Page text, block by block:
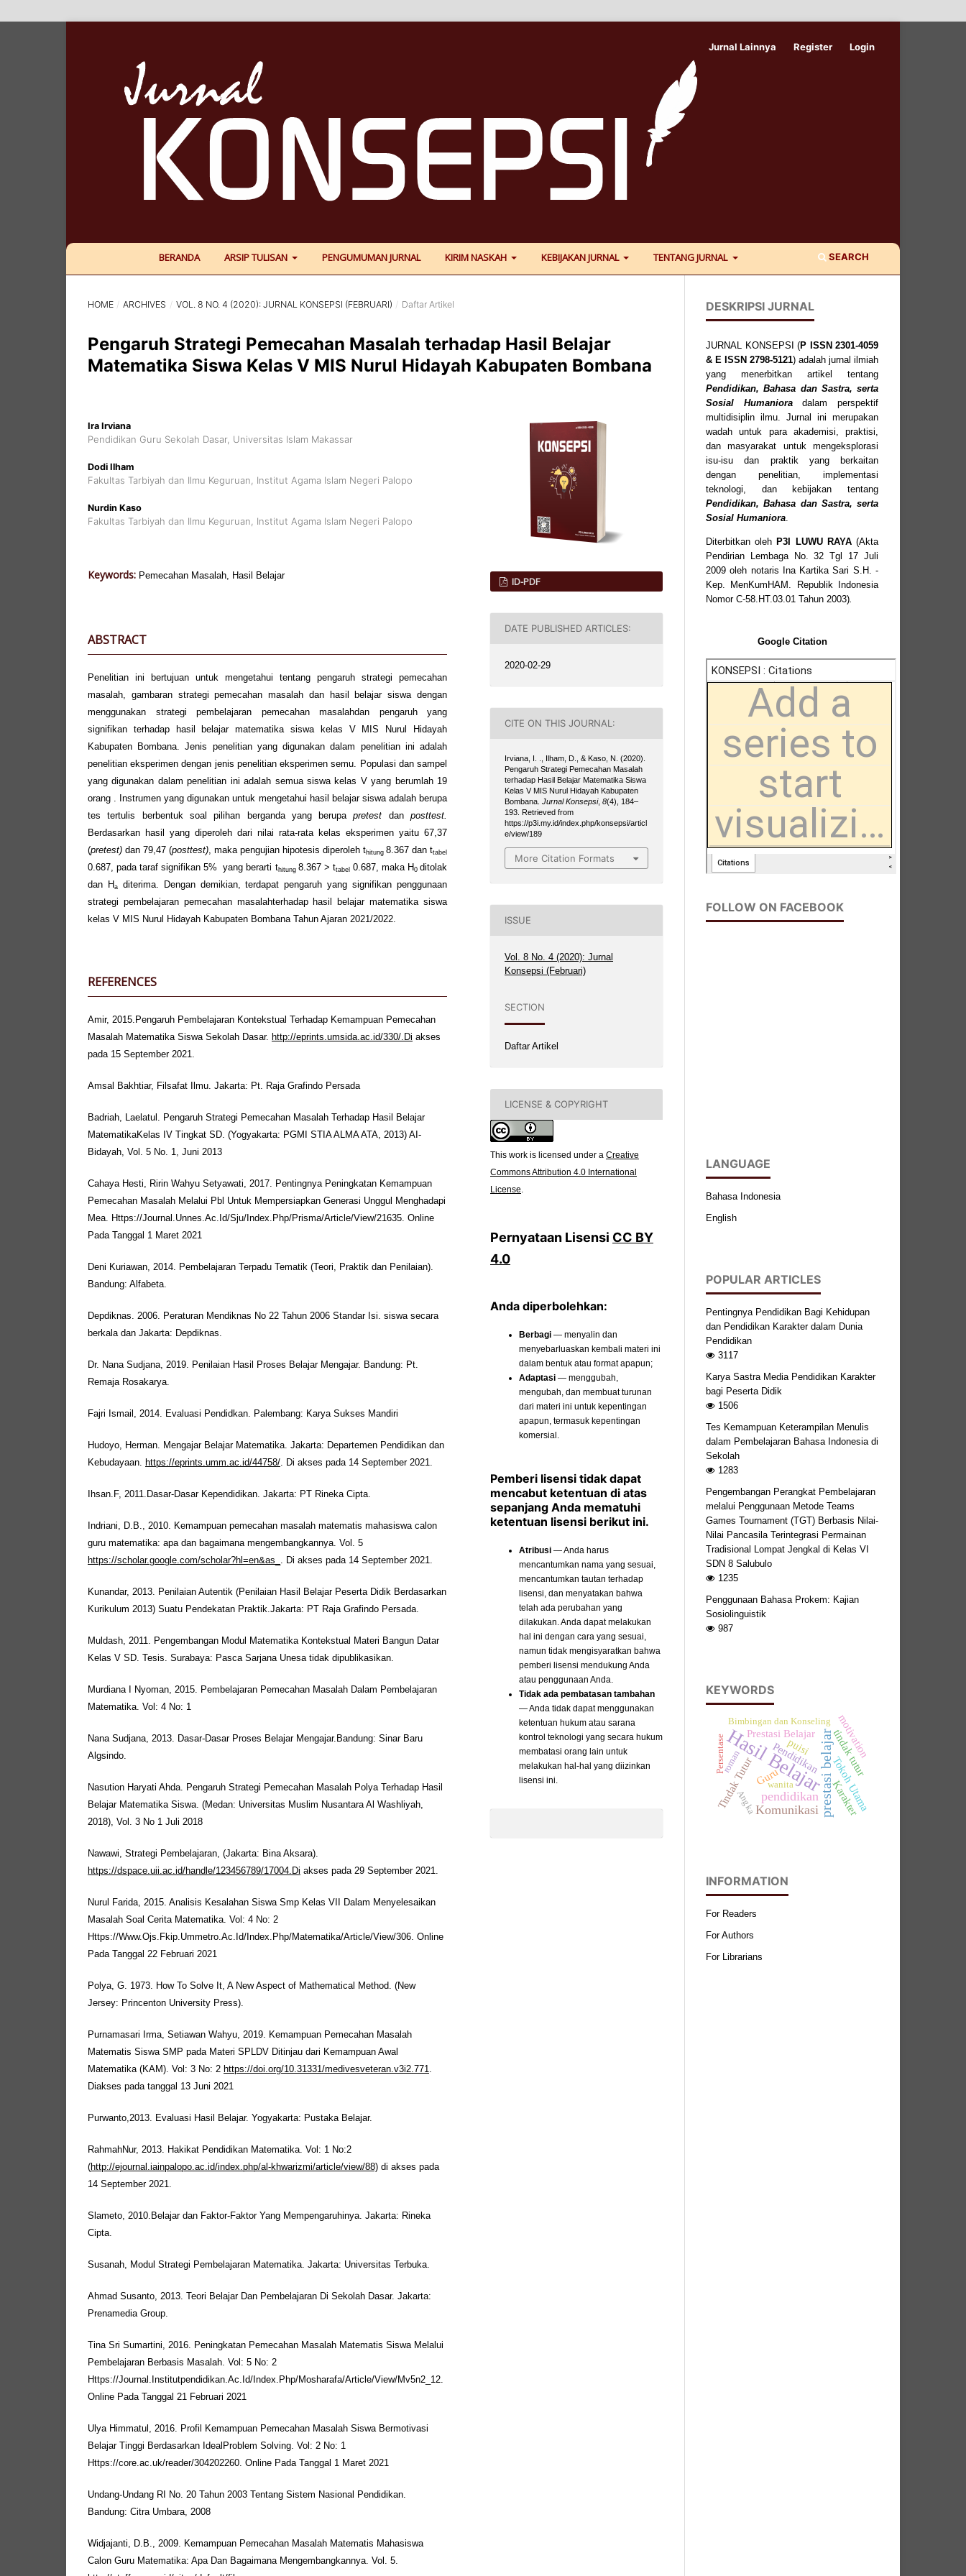
BERANDA ARSIP TULISAN PENGUMUMAN JURNAL KIRIM NASKAH KEBIJAKAN JURNAL TENTANG JURNAL SEARCH
Jurnal Lainnya Register Login
HOME / ARCHIVES / VOL. 8 NO. 4 (2020): JURNAL KONSEPSI (FEBRUARI) / Daftar Artikel
Pengaruh Strategi Pemecahan Masalah terhadap Hasil Belajar
Matematika Siswa Kelas V MIS Nurul Hidayah Kabupaten Bombana
Ira Irviana
Pendidikan Guru Sekolah Dasar, Universitas Islam Makassar
Dodi Ilham
Fakultas Tarbiyah dan Ilmu Keguruan, Institut Agama Islam Negeri Palopo
Nurdin Kaso
Fakultas Tarbiyah dan Ilmu Keguruan, Institut Agama Islam Negeri Palopo
Keywords: Pemecahan Masalah, Hasil Belajar
ABSTRACT
Penelitian ini bertujuan untuk mengetahui tentang pengaruh strategi pemecahan
masalah, gambaran strategi pemecahan masalah dan hasil belajar siswa dengan
menggunakan strategi pembelajaran pemecahan masalahdan pengaruh yang
signifikan terhadap hasil belajar matematika siswa kelas V MIS Nurul Hidayah
Kabupaten Bombana. Jenis penelitian yang digunakan dalam penelitian ini adalah
penelitian eksperimen dengan jenis penelitian eksperimen semu. Populasi dan sampel
yang digunakan dalam penelitian ini adalah semua siswa kelas V yang berumlah 19
orang . Instrumen yang digunakan untuk mengetahui hasil belajar siswa adalah berupa
tes tertulis berbentuk soal pilihan berganda yang berupapretest danposttest.
Berdasarkan hasil yang diperoleh dari nilai rata-rata kelas eksperimen yaitu 67,37
(pretest) dan 79,47 (posttest), maka pengujian hipotesis diperoleh thitung 8.367 dan ttabel
0.687, pada taraf signifikan 5% yang berarti thitung 8.367 > ttabel0.687, maka H0ditolak
dan Haditerima. Dengan demikian, terdapat pengaruh yang signifikan penggunaan
strategi pembelajaran pemecahan masalahterhadap hasil belajar matematika siswa
kelas V MIS Nurul Hidayah Kabupaten Bombana Tahun Ajaran 2021/2022.
REFERENCES
Amir, 2015.Pengaruh Pembelajaran Kontekstual Terhadap Kemampuan Pemecahan
Masalah Matematika Siswa Sekolah Dasar. http://eprints.umsida.ac.id/330/.Di akses
pada 15 September 2021.
Amsal Bakhtiar, Filsafat Ilmu. Jakarta: Pt. Raja Grafindo Persada
Badriah, Laelatul. Pengaruh Strategi Pemecahan Masalah Terhadap Hasil Belajar
MatematikaKelas IV Tingkat SD. (Yogyakarta: PGMI STIA ALMA ATA, 2013) AI-
Bidayah, Vol. 5 No. 1, Juni 2013
Cahaya Hesti, Ririn Wahyu Setyawati, 2017. Pentingnya Peningkatan Kemampuan
Pemecahan Masalah Melalui Pbl Untuk Mempersiapkan Generasi Unggul Menghadapi
Mea. Https://Journal.Unnes.Ac.Id/Sju/Index.Php/Prisma/Article/View/21635. Online
Pada Tanggal 1 Maret 2021
Deni Kuriawan, 2014. Pembelajaran Terpadu Tematik (Teori, Praktik dan Penilaian).
Bandung: Alfabeta.
Depdiknas. 2006. Peraturan Mendiknas No 22 Tahun 2006 Standar Isi. siswa secara
berkala dan Jakarta: Depdiknas.
Dr. Nana Sudjana, 2019. Penilaian Hasil Proses Belajar Mengajar. Bandung: Pt.
Remaja Rosakarya.
Fajri Ismail, 2014. Evaluasi Pendidkan. Palembang: Karya Sukses Mandiri
Hudoyo, Herman. Mengajar Belajar Matematika. Jakarta: Departemen Pendidikan dan
Kebudayaan. https://eprints.umm.ac.id/44758/. Di akses pada 14 September 2021.
Ihsan.F, 2011.Dasar-Dasar Kependidikan. Jakarta: PT Rineka Cipta.
Indriani, D.B., 2010. Kemampuan pemecahan masalah matematis mahasiswa calon
guru matematika: apa dan bagaimana mengembangkannya. Vol. 5
https://scholar.google.com/scholar?hl=en&as_ . Di akses pada 14 September 2021.
Kunandar, 2013. Penilaian Autentik (Penilaian Hasil Belajar Peserta Didik Berdasarkan
Kurikulum 2013) Suatu Pendekatan Praktik.Jakarta: PT Raja Grafindo Persada.
Muldash, 2011. Pengembangan Modul Matematika Kontekstual Materi Bangun Datar
Kelas V SD. Tesis. Surabaya: Pasca Sarjana Unesa tidak dipublikasikan.
Murdiana I Nyoman, 2015. Pembelajaran Pemecahan Masalah Dalam Pembelajaran
Matematika. Vol: 4 No: 1
Nana Sudjana, 2013. Dasar-Dasar Proses Belajar Mengajar.Bandung: Sinar Baru
Algsindo.
Nasution Haryati Ahda. Pengaruh Strategi Pemecahan Masalah Polya Terhadap Hasil
Belajar Matematika Siswa. (Medan: Universitas Muslim Nusantara Al Washliyah,
2018), Vol. 3 No 1 Juli 2018
Nawawi, Strategi Pembelajaran, (Jakarta: Bina Aksara).
https://dspace.uii.ac.id/handle/123456789/17004.Di akses pada 29 September 2021.
Nurul Farida, 2015. Analisis Kesalahan Siswa Smp Kelas VII Dalam Menyelesaikan
Masalah Soal Cerita Matematika. Vol: 4 No: 2
Https://Www.Ojs.Fkip.Ummetro.Ac.Id/Index.Php/Matematika/Article/View/306. Online
Pada Tanggal 22 Februari 2021
Polya, G. 1973. How To Solve It, A New Aspect of Mathematical Method. (New
Jersey: Princenton University Press).
Purnamasari Irma, Setiawan Wahyu, 2019. Kemampuan Pemecahan Masalah
Matematis Siswa SMP pada Materi SPLDV Ditinjau dari Kemampuan Awal
Matematika (KAM). Vol: 3 No: 2 https://doi.org/10.31331/medivesveteran.v3i2.771.
Diakses pada tanggal 13 Juni 2021
Purwanto,2013. Evaluasi Hasil Belajar. Yogyakarta: Pustaka Belajar.
RahmahNur, 2013. Hakikat Pendidikan Matematika. Vol: 1 No:2
(http://ejournal.iainpalopo.ac.id/index.php/al-khwarizmi/article/view/88) di akses pada
14 September 2021.
Slameto, 2010.Belajar dan Faktor-Faktor Yang Mempengaruhinya. Jakarta: Rineka
Cipta.
Susanah, Modul Strategi Pembelajaran Matematika. Jakarta: Universitas Terbuka.
Ahmad Susanto, 2013. Teori Belajar Dan Pembelajaran Di Sekolah Dasar. Jakarta:
Prenamedia Group.
Tina Sri Sumartini, 2016. Peningkatan Pemecahan Masalah Matematis Siswa Melalui
Pembelajaran Berbasis Masalah. Vol: 5 No: 2
Https://Journal.Institutpendidikan.Ac.Id/Index.Php/Mosharafa/Article/View/Mv5n2_12.
Online Pada Tanggal 21 Februari 2021
Ulya Himmatul, 2016. Profil Kemampuan Pemecahan Masalah Siswa Bermotivasi
Belajar Tinggi Berdasarkan IdealProblem Solving. Vol: 2 No: 1
Https://core.ac.uk/reader/304202260. Online Pada Tanggal 1 Maret 2021
Undang-Undang RI No. 20 Tahun 2003 Tentang Sistem Nasional Pendidikan.
Bandung: Citra Umbara, 2008
Widjajanti, D.B., 2009. Kemampuan Pemecahan Masalah Matematis Mahasiswa
Calon Guru Matematika: Apa Dan Bagaimana Mengembangkannya. Vol. 5.
ID-PDF
DATE PUBLISHED ARTICLES:
2020-02-29
CITE ON THIS JOURNAL:
Irviana, I. ., Ilham, D., & Kaso, N. (2020).
Pengaruh Strategi Pemecahan Masalah
terhadap Hasil Belajar Matematika Siswa
Kelas V MIS Nurul Hidayah Kabupaten
Bombana.Jurnal Konsepsi,8(4), 184–
193. Retrieved from
https://p3i.my.id/index.php/konsepsi/articl
e/view/189
More Citation Formats
ISSUE
Vol. 8 No. 4 (2020): Jurnal
Konsepsi (Februari)
SECTION
Daftar Artikel
LICENSE & COPYRIGHT
This work is licensed under a Creative
Commons Attribution 4.0 International
License
Pernyataan Lisensi CC BY
4.0
Anda diperbolehkan:
Berbagi — menyalin dan
menyebarluaskan kembali materi ini
dalam bentuk atau format apapun;
Adaptasi — menggubah,
mengubah, dan membuat turunan
dari materi ini untuk kepentingan
apapun, termasuk kepentingan
komersial.
Pemberi lisensi tidak dapat
mencabut ketentuan di atas
sepanjang Anda mematuhi
ketentuan lisensi berikut ini.
Atribusi — Anda harus
mencantumkan nama yang sesuai,
mencantumkan tautan terhadap
lisensi, dan menyatakan bahwa
telah ada perubahan yang
dilakukan. Anda dapat melakukan
hal ini dengan cara yang sesuai,
namun tidak mengisyaratkan bahwa
pemberi lisensi mendukung Anda
atau penggunaan Anda.
Tidak ada pembatasan tambahan
— Anda tidak dapat menggunakan
ketentuan hukum atau sarana
kontrol teknologi yang secara hukum
membatasi orang lain untuk
melakukan hal-hal yang diizinkan
lisensi ini.
DESKRIPSI JURNAL
JURNAL KONSEPSI (P ISSN 2301-4059
& E ISSN 2798-5121) adalah jurnal ilmiah
yang menerbitkan artikel tentang
Pendidikan, Bahasa dan Sastra, serta
Sosial Humanioradalam perspektif
multidisiplin ilmu. Jurnal ini merupakan
wadah untuk para akademisi, praktisi,
dan masyarakat untuk mengeksplorasi
isu-isu dan praktik yang berkaitan
dengan penelitian, implementasi
teknologi, dan kebijakan tentang
Pendidikan, Bahasa dan Sastra, serta
Sosial Humaniora
Diterbitkan oleh P3I LUWU RAYA(Akta
Pendirian Lembaga No. 32 Tgl 17 Juli
2009 oleh notaris Ina Kartika Sari S.H. -
Kep. MenKumHAM. Republik Indonesia
Nomor C-58.HT.03.01 Tahun 2003)
Google Citation
FOLLOW ON FACEBOOK
LANGUAGE
Bahasa Indonesia
English
POPULAR ARTICLES
Pentingnya Pendidikan Bagi Kehidupan
dan Pendidikan Karakter dalam Dunia
Pendidikan
3117
Karya Sastra Media Pendidikan Karakter
bagi Peserta Didik
1506
Tes Kemampuan Keterampilan Menulis
dalam Pembelajaran Bahasa Indonesia di
Sekolah
1283
Pengembangan Perangkat Pembelajaran
melalui Penggunaan Metode Teams
Games Tournament (TGT) Berbasis Nilai-
Nilai Pancasila Terintegrasi Permainan
Tradisional Lompat Jengkal di Kelas VI
SDN 8 Salubulo
1235
Penggunaan Bahasa Prokem: Kajian
Sosiolinguistik
987
KEYWORDS
Hasil Belajarprestasi belajar
pendidikan
Komunikasi
Tindak Tutur
Prestasi Belajar
Tokoh Utama
tindak tutur
Karakter
Pendidikan motivation
puisi
Guru
Bimbingan dan Konseling
roman
Angka
Persentase
wanita
INFORMATION
For Readers
For Authors
For Librarians